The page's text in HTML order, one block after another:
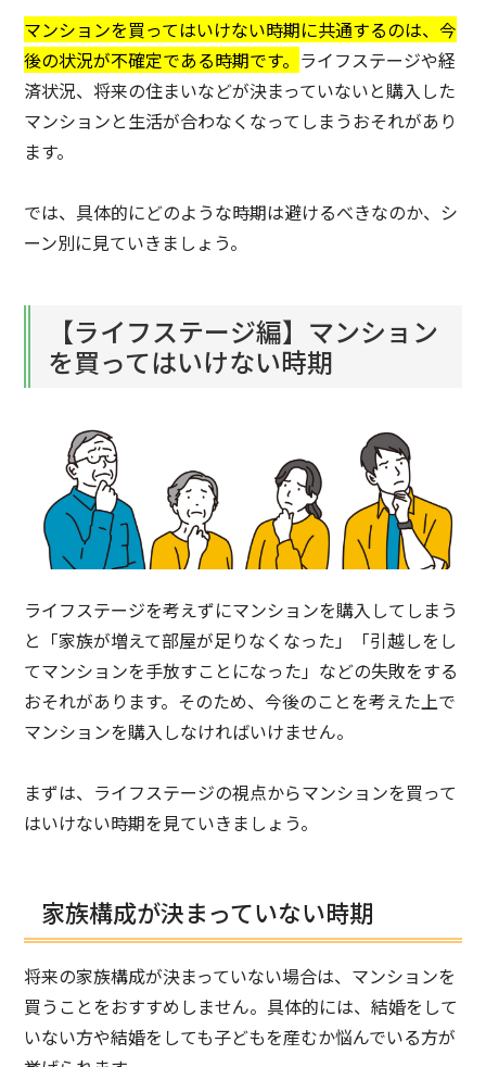
マンションを買ってはいけない時期に共通するのは、今
後の状況が不確定である時期です。 ライフステージや経
済状況、将来の住まいなどが決まっていないと購入した
マンションと生活が合わなくなってしまうおそれがあり
ます。
では、具体的にどのような時期は避けるべきなのか、シ
ーン別に見ていきましょう。
【ライフステージ編】マンション
を買ってはいけない時期
ライフステージを考えずにマンションを購入してしまう
と「家族が増えて部屋が足りなくなった」「引越しをし
てマンションを手放すことになった」などの失敗をする
おそれがあります。そのため、今後のことを考えた上で
マンションを購入しなければいけません。
まずは、ライフステージの視点からマンションを買って
はいけない時期を見ていきましょう。
家族構成が決まっていない時期
将来の家族構成が決まっていない場合は、マンションを
買うことをおすすめしません。具体的には、結婚をして
いない方や結婚をしても子どもを産むか悩んでいる方が